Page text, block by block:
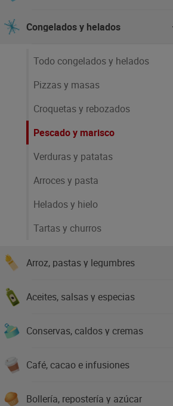
Congelados y helados
Todo congelados y helados
Pizzas y masas
Croquetas y rebozados
Pescado y marisco
Verduras y patatas
Arroces y pasta
Helados y hielo
Tartas y churros
Arroz, pastas y legumbres
Aceites, salsas y especias
Conservas, caldos y cremas
Café, cacao e infusiones
Bollería, repostería y azúcar